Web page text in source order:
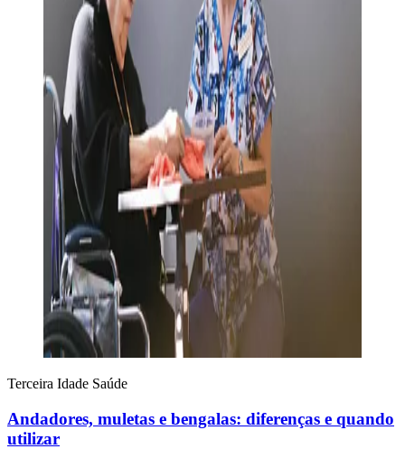
Terceira Idade Saúde
Andadores, muletas e bengalas: diferenças e quando
utilizar